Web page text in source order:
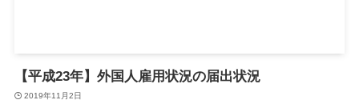
【平成23年】外国人雇用状況の届出状況
2019年11月2日